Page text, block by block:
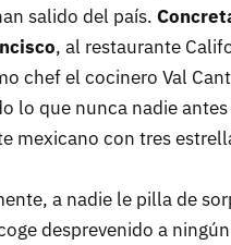
salido del país.
, al restaurante
chef el cocinero Val
lo que nunca nadie
mexicano con tres
a nadie le pilla de
desprevenido a ningún